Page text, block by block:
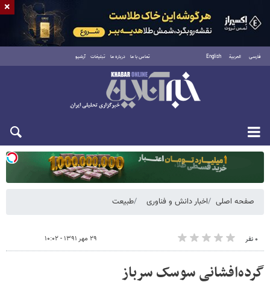
فارسی العربية English تماس با ما درباره ما تبلیغات آرشیو
یکشنبه ۱۸ مرداد ۱۴۰۵
صفحه اصلی اخبار دانش و فناوری طبیعت
۰ نفر ۲۹ مهر ۱۳۹۱ - ۱۰:۰۲
گرده‌افشانی سوسک سرباز
×